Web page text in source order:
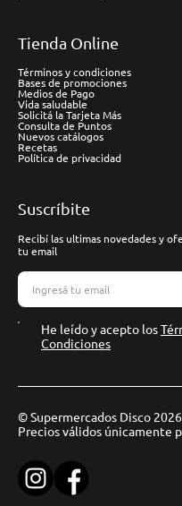
Tienda Online
Términos y condiciones
Bases de promociones
Medios de Pago
Vida saludable
Solicitá la Tarjeta Más
Consulta de Puntos
Nuevos catálogos
Recetas
Política de privacidad
Suscríbite
Recibí las ultimas novedades y
tu email
He leído y acepto los
Condiciones
© Supermercados Disco
Precios válidos únicamente